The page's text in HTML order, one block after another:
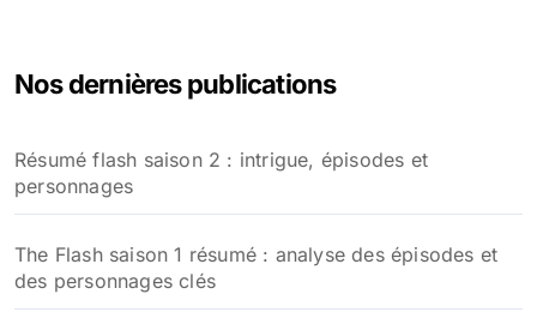
r
e
r
Nos dernières publications
Résumé flash saison 2 : intrigue, épisodes et
personnages
The Flash saison 1 résumé : analyse des épisodes et
des personnages clés